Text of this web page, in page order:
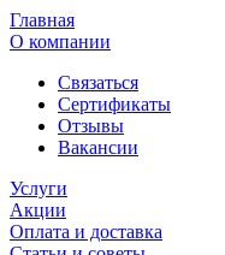
Главная
О компании
Связаться
Сертификаты
Отзывы
Вакансии
Услуги
Акции
Оплата и доставка